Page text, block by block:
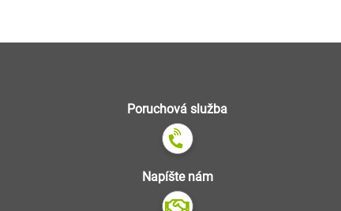
Poruchová služba
Napíšte nám